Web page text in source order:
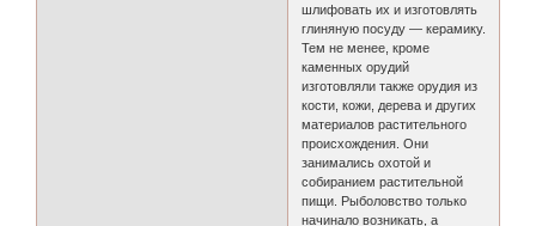
шлифовать их и изготовлять
глиняную посуду — керамику.
Тем не менее, кроме
каменных орудий
изготовляли также орудия из
кости, кожи, дерева и других
материалов растительного
происхождения. Они
занимались охотой и
собиранием растительной
пищи. Рыболовство только
начинало возникать, а